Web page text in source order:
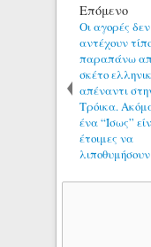
Επόμενο
Οι αγορές δεν
αντέχουν
παραπάνω
σκέτο
απέναντι
Τρόικα.
ένα “Ίσως”
έτοιμες να